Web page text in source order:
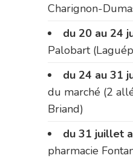
Charignon-
du 20 au 24
Palobart
du 24 au 31
du marché (2
Briand)
du 31 juillet
pharmacie